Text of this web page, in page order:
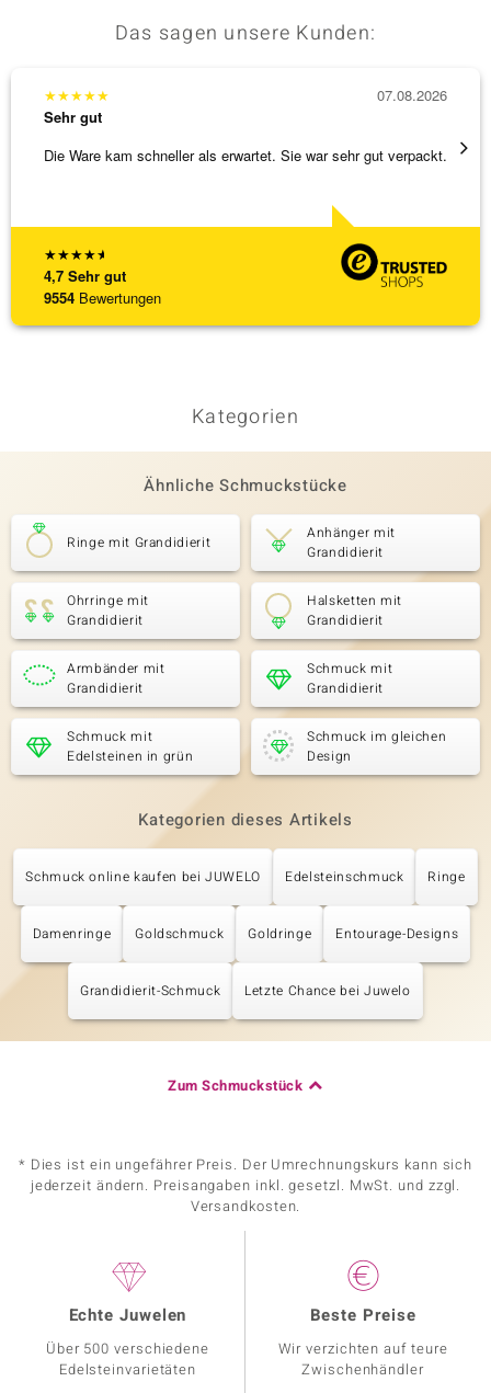
Das sagen unsere Kunden:
★★★★★
4,7 Sehr gut
9554 Bewertungen
★★★★★
Sehr gut
Die Ware kam schneller als erwartet. Sie war sehr gut verpackt.
07.08.2026
Alles
Kategorien
Ähnliche Schmuckstücke
Ringe mit Grandidierit
Anhänger mit
Grandidierit
Ohrringe mit
Grandidierit
Halsketten mit
Grandidierit
Armbänder mit
Grandidierit
Schmuck mit
Grandidierit
Schmuck mit
Edelsteinen in grün
Schmuck im gleichen
Design
Kategorien dieses Artikels
Schmuck online kaufen bei JUWELO Edelsteinschmuck Ringe
Damenringe Goldschmuck Goldringe Entourage-Designs
Grandidierit-Schmuck Letzte Chance bei Juwelo
Zum Schmuckstück
* Dies ist ein ungefährer Preis. Der Umrechnungskurs kann sich
jederzeit ändern. Preisangaben inkl. gesetzl. MwSt. und zzgl.
Versandkosten.
Echte Juwelen
Über 500 verschiedene
Edelsteinvarietäten
Beste Preise
Wir verzichten auf teure
Zwischenhändler